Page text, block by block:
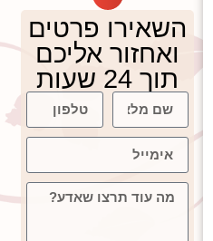
השאירו פרטים
ואחזור אליכם
תוך 24 שעות